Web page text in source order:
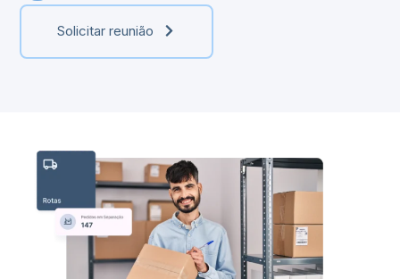
Solicitar reunião